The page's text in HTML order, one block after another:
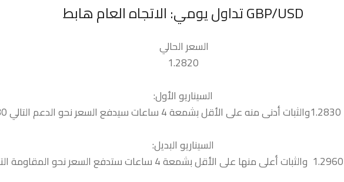
السعر الحالي
1.2820
السيناريو الأول:
السيناريو البديل: